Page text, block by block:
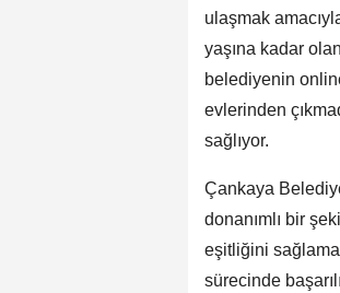
ulaşmak
yaşına kadar
belediyenin
evlerinden
sağlıyor.
Çankaya
donanımlı bir
eşitliğini
sürecinde